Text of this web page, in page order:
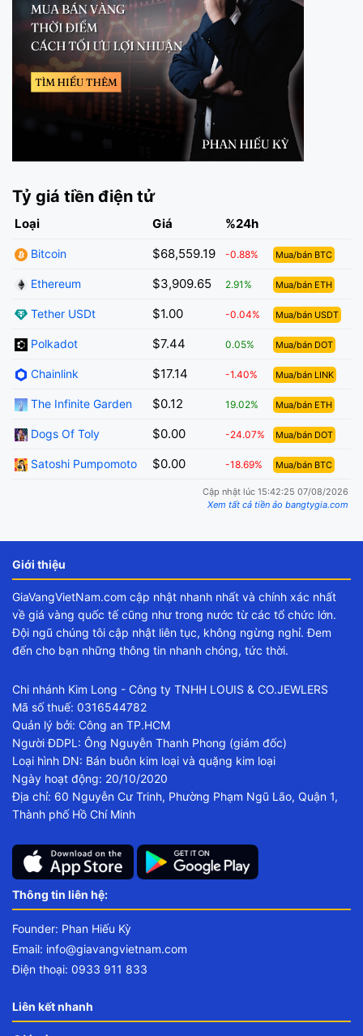
Tỷ giá tiền điện tử
Loại Giá %24h
Bitcoin $68,559.19 -0.88% Mua/bán BTC
Ethereum $3,909.65 2.91% Mua/bán ETH
Tether USDt $1.00 -0.04% Mua/bán USDT
Polkadot $7.44 0.05% Mua/bán DOT
Chainlink $17.14 -1.40% Mua/bán LINK
The Infinite Garden $0.12 19.02% Mua/bán ETH
Dogs Of Toly $0.00 -24.07% Mua/bán DOT
Satoshi Pumpomoto $0.00 -18.69% Mua/bán BTC
Cập nhật lúc 15:42:25 07/08/2026
Xem tất cả tiền ảo bangtygia.com
Giới thiệu
GiaVangVietNam.com cập nhật nhanh nhất và chính xác nhất
về giá vàng quốc tế cũng như trong nước từ các tổ chức lớn.
Đội ngũ chúng tôi cập nhật liên tục, không ngừng nghỉ. Đem
đến cho bạn những thông tin nhanh chóng, tức thời.
Chi nhánh Kim Long - Công ty TNHH LOUIS & CO.JEWLERS
Mã số thuế: 0316544782
Quản lý bởi: Công an TP.HCM
Người ĐDPL: Ông Nguyễn Thanh Phong (giám đốc)
Loại hình DN: Bán buôn kim loại và quặng kim loại
Ngày hoạt động: 20/10/2020
Địa chỉ: 60 Nguyễn Cư Trinh, Phường Phạm Ngũ Lão, Quận 1,
Thành phố Hồ Chí Minh
Thông tin liên hệ:
Founder: Phan Hiếu Kỳ
Email: info@giavangvietnam.com
Điện thoại: 0933 911 833
Liên kết nhanh